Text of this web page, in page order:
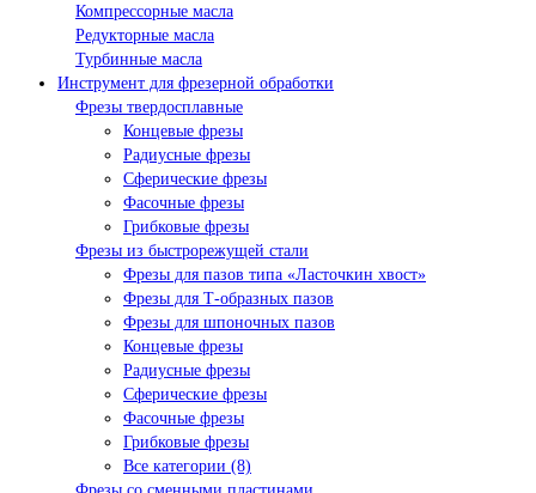
Компрессорные масла
Редукторные масла
Турбинные масла
Инструмент для фрезерной обработки
Фрезы твердосплавные
Концевые фрезы
Радиусные фрезы
Сферические фрезы
Фасочные фрезы
Грибковые фрезы
Фрезы из быстрорежущей стали
Фрезы для пазов типа «Ласточкин хвост»
Фрезы для Т-образных пазов
Фрезы для шпоночных пазов
Концевые фрезы
Радиусные фрезы
Сферические фрезы
Фасочные фрезы
Грибковые фрезы
Все категории (8)